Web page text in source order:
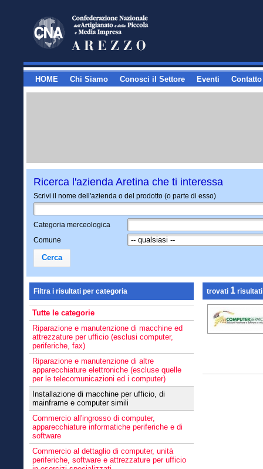
HOME Chi Siamo Conosci il Settore Eventi Contatto
Ricerca l'azienda Aretina che ti interessa
Scrivi il nome dell'azienda o del prodotto (o parte di esso)
Categoria merceologica
Comune
Cerca
Filtra i risultati per categoria
Tutte le categorie
Riparazione e manutenzione di macchine ed
attrezzature per ufficio (esclusi computer,
periferiche, fax)
Riparazione e manutenzione di altre
apparecchiature elettroniche (escluse quelle
per le telecomunicazioni ed i computer)
Installazione di macchine per ufficio, di
mainframe e computer simili
Commercio all'ingrosso di computer,
apparecchiature informatiche periferiche e di
software
Commercio al dettaglio di computer, unità
periferiche, software e attrezzature per ufficio
trovati 1 risultati